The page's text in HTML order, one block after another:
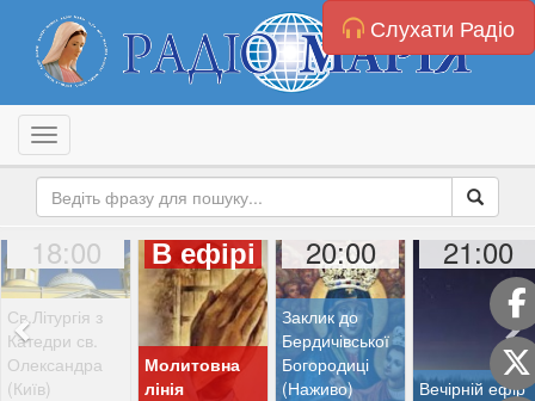
Слухати Радіо
Toggle navigation
18:00
Св.Літургія з
Катедри св.
Олександра
(Київ)
В ефірі
Молитовна
лінія
20:00
Заклик до
Бердичівської
Богородиці
(Наживо)
21:00
Вечірній ефір